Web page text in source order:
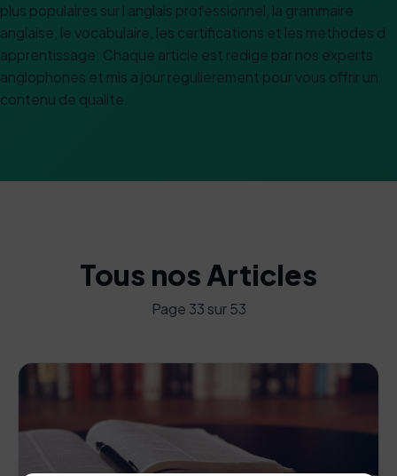
plus populaires sur l anglais professionnel, la grammaire
anglaise, le vocabulaire, les certifications et les methodes d
apprentissage. Chaque article est redige par nos experts
anglophones et mis a jour regulierement pour vous offrir un
contenu de qualite.
Tous nos Articles
Page 33 sur 53